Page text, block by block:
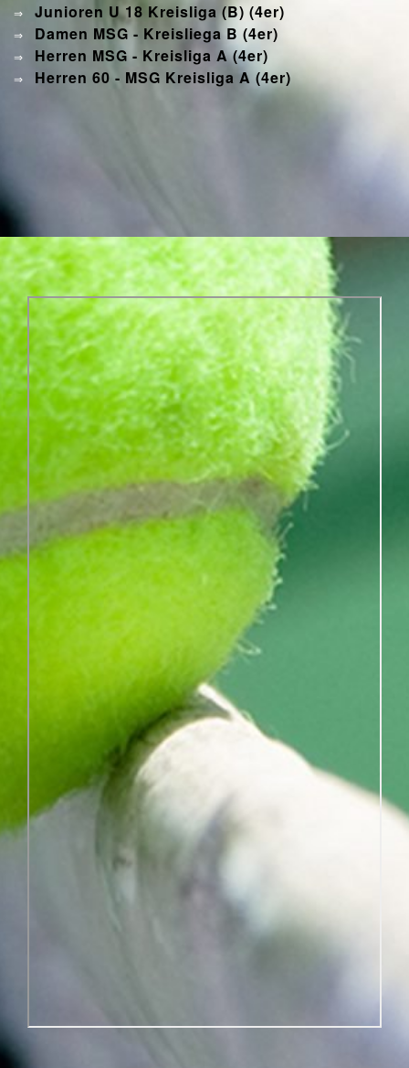
⇒ Junioren U 18 Kreisliga (B) (4er)
⇒ Damen MSG - Kreisliega B (4er)
⇒ Herren MSG - Kreisliga A (4er)
⇒ Herren 60 - MSG Kreisliga A (4er)